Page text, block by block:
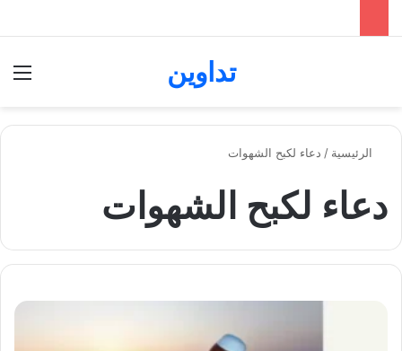
تداوين
الرئيسية / دعاء لكبح الشهوات
دعاء لكبح الشهوات